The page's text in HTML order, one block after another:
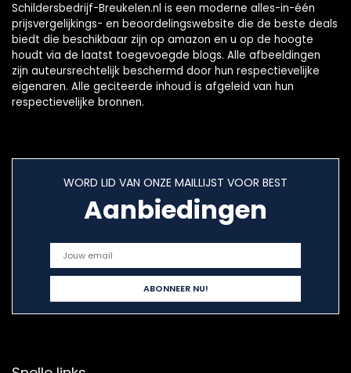
Schildersbedrijf-Breukelen.nl is een moderne alles-in-één
prijsvergelijkings- en beoordelingswebsite die de beste deals
biedt die beschikbaar zijn op amazon en u op de hoogte
houdt via de laatst toegevoegde blogs. Alle afbeeldingen
zijn auteursrechtelijk beschermd door hun respectievelijke
eigenaren. Alle geciteerde inhoud is afgeleid van hun
respectievelijke bronnen.
WORD LID VAN ONZE MAILLIJST VOOR BEST
Aanbiedingen